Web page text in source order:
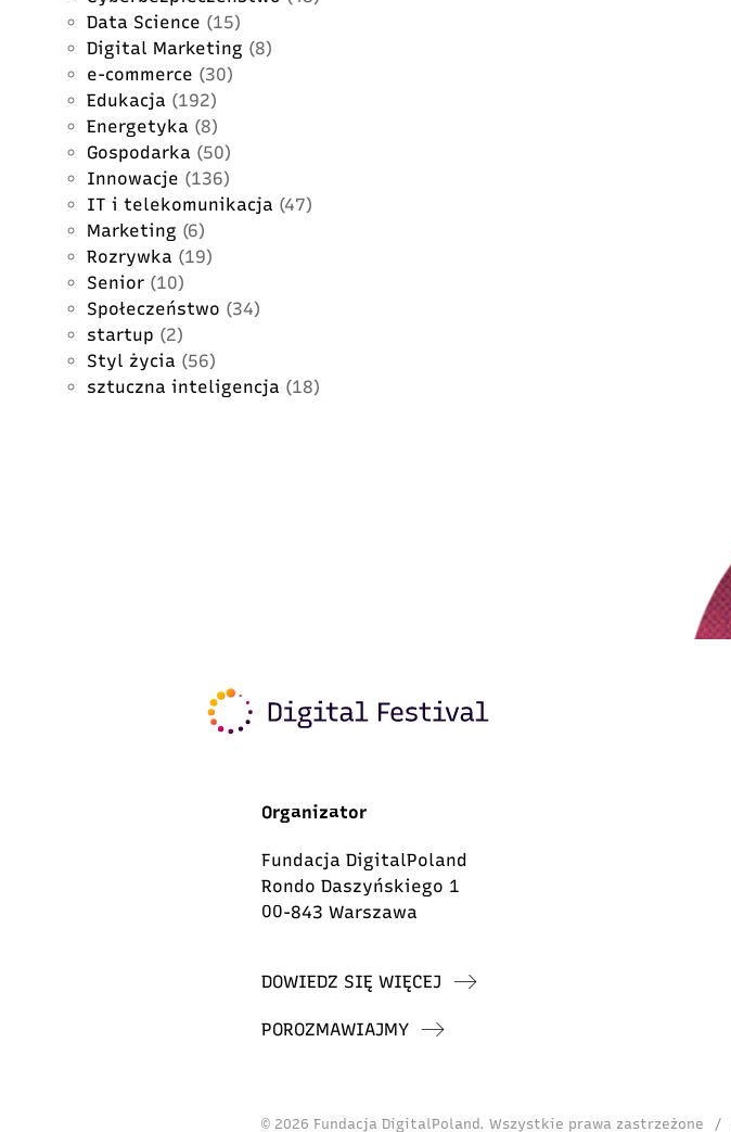
Data Science (15)
Digital Marketing (8)
e-commerce (30)
Edukacja (192)
Energetyka (8)
Gospodarka (50)
Innowacje (136)
IT i telekomunikacja (47)
Marketing (6)
Rozrywka (19)
Senior (10)
Społeczeństwo (34)
startup (2)
Styl życia (56)
sztuczna inteligencja (18)
Organizator
Fundacja DigitalPoland
Rondo Daszyńskiego 1
00-843 Warszawa
DOWIEDZ SIĘ WIĘCEJ
POROZMAWIAJMY
© 2026 Fundacja DigitalPoland. Wszystkie prawa zastrzeżone /